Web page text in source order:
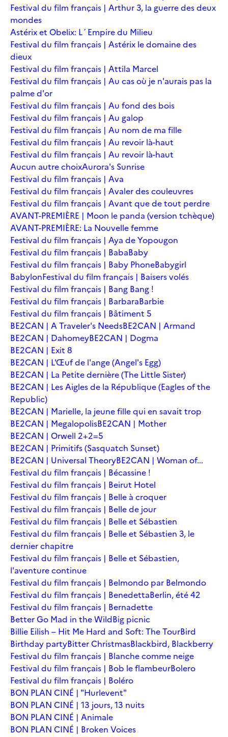
Festival du film français | Arthur 3, la guerre des deux
mondes
Astérix et Obelix: L´Empire du Milieu
Festival du film français | Astérix le domaine des
dieux
Festival du film français | Attila Marcel
Festival du film français | Au cas où je n'aurais pas la
palme d'or
Festival du film français | Au fond des bois
Festival du film français | Au galop
Festival du film français | Au nom de ma fille
Festival du film français | Au revoir là-haut
Festival du film français | Au revoir là-haut
Aucun autre choixAurora's Sunrise
Festival du film français | Ava
Festival du film français | Avaler des couleuvres
Festival du film français | Avant que de tout perdre
AVANT-PREMIÈRE | Moon le panda (version tchèque)
AVANT-PREMIÈRE: La Nouvelle femme
Festival du film français | Aya de Yopougon
Festival du film français | BabaBaby
Festival du film français | Baby PhoneBabygirl
BabylonFestival du film français | Baisers volés
Festival du film français | Bang Bang !
Festival du film français | BarbaraBarbie
Festival du film français | Bâtiment 5
BE2CAN | A Traveler's NeedsBE2CAN | Armand
BE2CAN | DahomeyBE2CAN | Dogma
BE2CAN | Exit 8
BE2CAN | L'Œuf de l'ange (Angel's Egg)
BE2CAN | La Petite dernière (The Little Sister)
BE2CAN | Les Aigles de la République (Eagles of the
Republic)
BE2CAN | Marielle, la jeune fille qui en savait trop
BE2CAN | MegalopolisBE2CAN | Mother
BE2CAN | Orwell 2+2=5
BE2CAN | Primitifs (Sasquatch Sunset)
BE2CAN | Universal TheoryBE2CAN | Woman of...
Festival du film français | Bécassine !
Festival du film français | Beirut Hotel
Festival du film français | Belle à croquer
Festival du film français | Belle de jour
Festival du film français | Belle et Sébastien
Festival du film français | Belle et Sébastien 3, le
dernier chapitre
Festival du film français | Belle et Sébastien,
l'aventure continue
Festival du film français | Belmondo par Belmondo
Festival du film français | BenedettaBerlin, été 42
Festival du film français | Bernadette
Better Go Mad in the WildBig picnic
Billie Eilish – Hit Me Hard and Soft: The TourBird
Birthday partyBitter ChristmasBlackbird, Blackberry
Festival du film français | Blanche comme neige
Festival du film français | Bob le flambeurBolero
Festival du film français | Boléro
BON PLAN CINÉ | "Hurlevent"
BON PLAN CINÉ | 13 jours, 13 nuits
BON PLAN CINÉ | Animale
BON PLAN CINÉ | Broken Voices